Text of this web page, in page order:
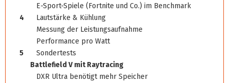
E-Sport-Spiele (Fortnite und Co.) im Benchmark
4
Lautstärke & Kühlung
Messung der Leistungsaufnahme
Performance pro Watt
5
Sondertests
Battlefield V mit Raytracing
DXR Ultra benötigt mehr Speicher